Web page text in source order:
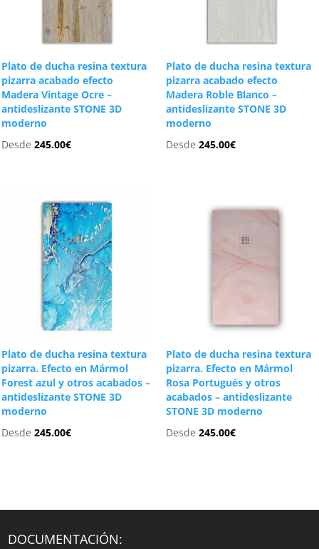
Plato de ducha resina textura
pizarra acabado efecto
Madera Vintage Ocre –
antideslizante STONE 3D
moderno
Desde245.00€
Plato de ducha resina textura
pizarra acabado efecto
Madera Roble Blanco –
antideslizante STONE 3D
moderno
Desde 245.00€
Plato de ducha resina textura
pizarra. Efecto en Mármol
Forest azul y otros acabados –
antideslizante STONE 3D
moderno
Desde245.00€
Plato de ducha resina textura
pizarra. Efecto en Mármol
Rosa Portugués y otros
acabados – antideslizante
STONE 3D moderno
Desde 245.00€
DOCUMENTACIÓN: